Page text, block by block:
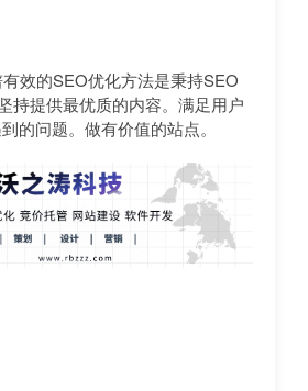
效的SEO优化方法是秉持SEO
持提供最优质的内容。满足用户
的问题。做有价值的站点。